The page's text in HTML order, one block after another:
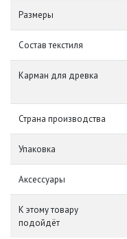
Размеры
Состав текстиля
Карман для древка
Страна производства
Упаковка
Аксессуары
К этому товару
подойдёт